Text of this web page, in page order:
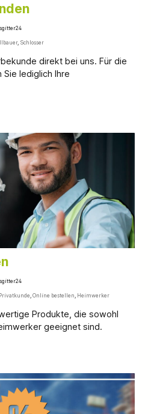
, Schlosser
direkt bei uns. Für die
lediglich Ihre
Privatkunde , Online bestellen , Heimwerker
Produkte, die sowohl
geeignet sind.